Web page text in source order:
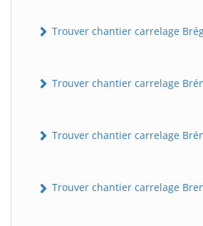
Trouver chantier carrelage
Trouver chantier carrelage
Trouver chantier carrelage
Trouver chantier carrelage